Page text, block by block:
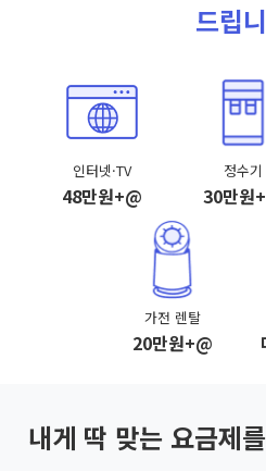
드립
인터넷·TV
48만원+@
정수기
30만원
가전 렌탈
20만원+@
내게 딱 맞는 요금제를